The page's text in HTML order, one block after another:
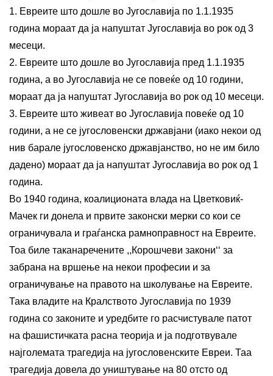
1. Евреите што дошле во Југославија по 1.1.1935
година мораат да ја напуштат Југославија во рок од 3
месеци.
2. Евреите што дошле во Југославија пред 1.1.1935
година, а во Југославија не се повеќе од 10 години,
мораат да ја напуштат Југославија во рок од 10 месеци.
3. Евреите што живеат во Југославија повеќе од 10
години, а не се југословенски државјани (иако некои од
нив барале југословенско државјанство, но не им било
дадено) мораат да ја напуштат Југославија во рок од 1
година.
Во 1940 година, коалиционата влада на Цветковиќ-
Мачек ги донела и првите законски мерки со кои се
ограничувала и граѓанска рамноправност на Евреите.
Тоа биле таканаречените ,,Корошчеви закони‘‘ за
забрана на вршење на некои професии и за
ограничување на правото на школување на Евреите.
Така владите на Кралството Југославија по 1939
година со законите и уредбите го расчистувале патот
на фашистичката расна теорија и ја подготвувале
најголемата трагедија на југословенските Евреи. Таа
трагедија довела до уништување на 80 отсто од